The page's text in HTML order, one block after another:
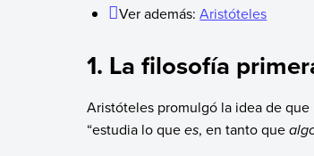
Ver además:Aristóteles
1. La filosofía
Aristóteles promulgó la idea de que
“estudia lo quees, en tanto que